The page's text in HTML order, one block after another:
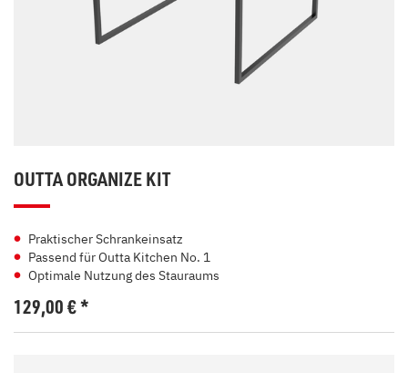
OUTTA ORGANIZE KIT
Praktischer Schrankeinsatz
Passend für Outta Kitchen No. 1
Optimale Nutzung des Stauraums
129,00€*